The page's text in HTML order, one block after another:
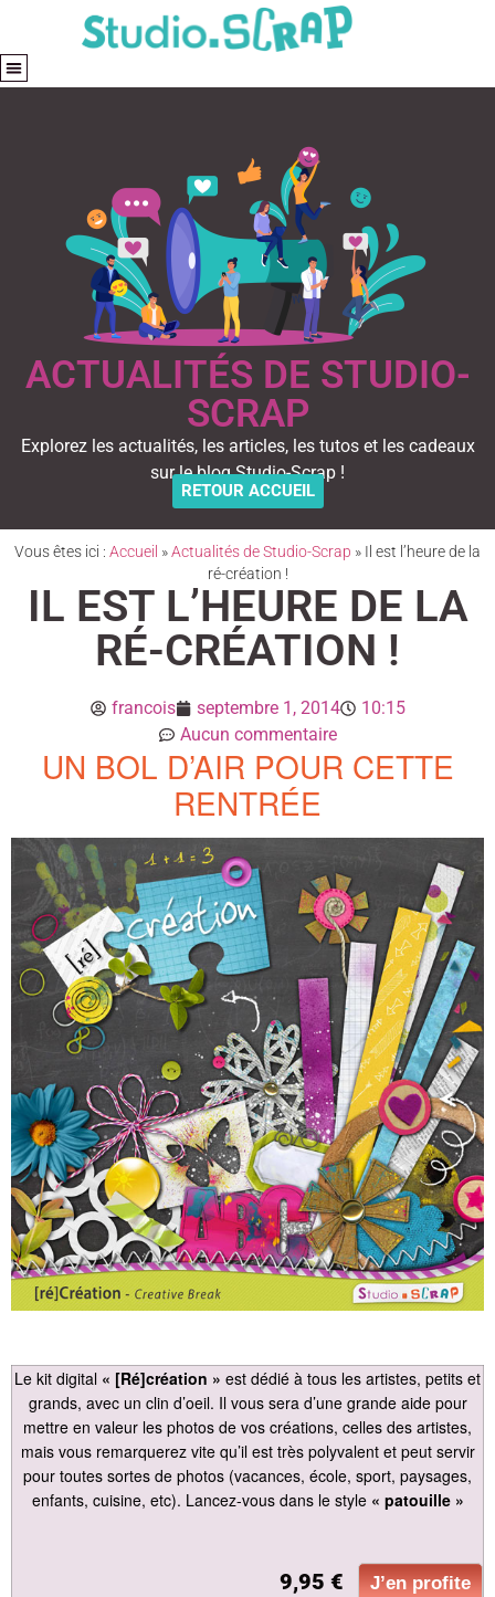
ACTUALITÉS DE STUDIO-
SCRAP
Explorez les actualités, les articles, les tutos et les cadeaux
sur le blog Studio-Scrap !
RETOUR ACCUEIL
Vous êtes ici : Accueil »Actualités de Studio-Scrap » Il est l’heure de la
ré-création !
IL EST L’HEURE DE LA
RÉ-CRÉATION !
francois septembre 1, 2014
10:15
Aucun commentaire
UN BOL D’AIR POUR CETTE
RENTRÉE
Le kit digital « [Ré]création » est dédié à tous les artistes, petits et
grands, avec un clin d’oeil. Il vous sera d’une grande aide pour
mettre en valeur les photos de vos créations, celles des artistes,
mais vous remarquerez vite qu’il est très polyvalent et peut servir
pour toutes sortes de photos (vacances, école, sport, paysages,
enfants, cuisine, etc). Lancez-vous dans le style « patouille »
9,95 € J’en profite